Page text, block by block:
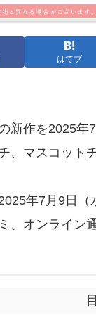
はてブ
新作を2025
、マスコット
年7月9日
、オンライン